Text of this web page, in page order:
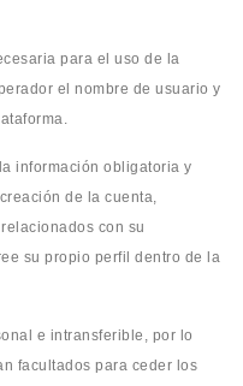
para el uso de la
el nombre de usuario y
información obligatoria y
de la cuenta,
con su
su propio perfil dentro de la
e intransferible, por lo
facultados para ceder los